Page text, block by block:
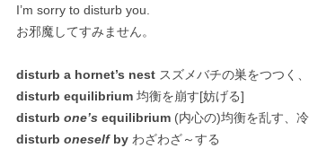
I’m sorry to disturb you.
お邪魔してすみません。
disturb a hornet’s nest スズメバチの巣をつつく
disturb equilibrium 均衡を崩す[妨げる]
disturb one’s equilibrium (内心の)均衡を乱す、
disturb oneselfby わざわざ～する